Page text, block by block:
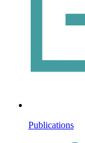
Publications